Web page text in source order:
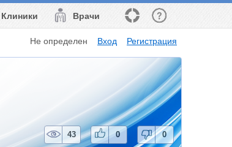
Врачи
Клиники
Не определен Вход Регистрация
43 0 0